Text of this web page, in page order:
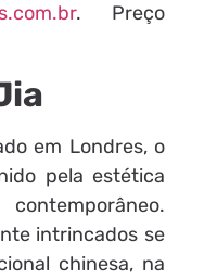
. Preço
em Londres, o
pela estética
intrincados se
chinesa, na